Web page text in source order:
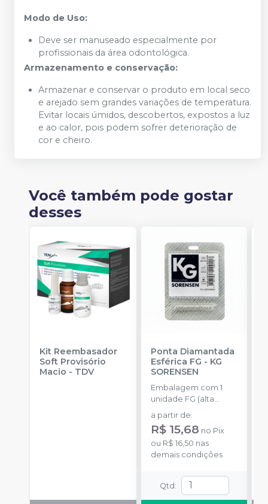
Modo de Uso:
Deve ser manuseado especialmente por
profissionais da área odontológica.
Armazenamento e conservação:
Armazenar e conservar o produto em local seco
e arejado sem grandes variações de temperatura.
Evitar locais úmidos, descobertos, expostos a luz
e ao calor, pois podem sofrer deterioração de
cor e cheiro.
Você também pode gostar
desses
Kit Reembasador
Soft Provisório
Macio - TDV
Ponta Diamantada
Esférica FG - KG
SORENSEN
Embalagem com 1
unidade FG (alta
rotação).
a partir de:
R$ 15,68 no Pix
ou R$ 16,50 nas
demais condições
Qtd :